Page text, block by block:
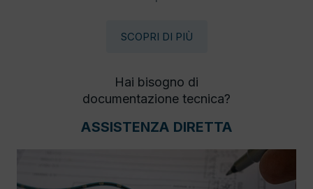
SCOPRI DI PIÙ
Hai bisogno di
documentazione tecnica?
ASSISTENZA DIRETTA